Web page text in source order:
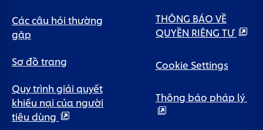
Các câu hỏi thường
gặp
Sơ đồ trang
Quy trình giải quyết
khiếu nại của người
tiêu dùng
THÔNG BÁO VỀ
QUYỀN RIÊNG TƯ
Cookie Settings
Thông báo pháp lý